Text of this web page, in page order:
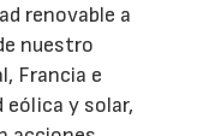
renovable a
nuestro
Francia e
eólica y solar,